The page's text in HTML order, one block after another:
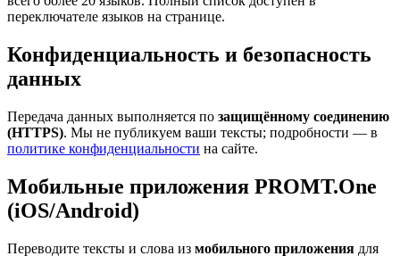
переключателе языков на странице.
Конфиденциальность и безопасность
данных
Передача данных выполняется по защищённому соединению
(HTTPS). Мы не публикуем ваши тексты; подробности — в
политике конфиденциальности на сайте.
Мобильные приложения PROMT.One
(iOS/Android)
Переводите тексты и слова из мобильного приложения для